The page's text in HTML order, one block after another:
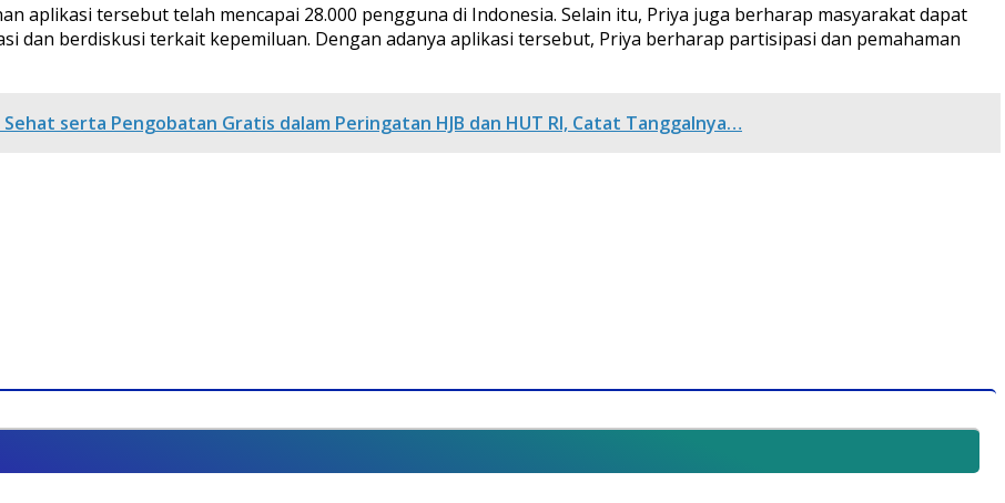
aplikasi tersebut telah mencapai 28.000 pengguna di Indonesia. Selain itu, Priya juga berharap masyarakat dapat
dan berdiskusi terkait kepemiluan. Dengan adanya aplikasi tersebut, Priya berharap partisipasi dan pemahaman
Sehat serta Pengobatan Gratis dalam Peringatan HJB dan HUT RI, Catat Tanggalnya…